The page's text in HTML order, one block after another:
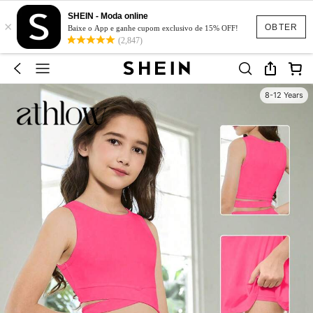
OBTER
×
SHEIN - Moda online
Baixe o App e ganhe cupom exclusivo de 15% OFF!
(2,847)
8-12 Years